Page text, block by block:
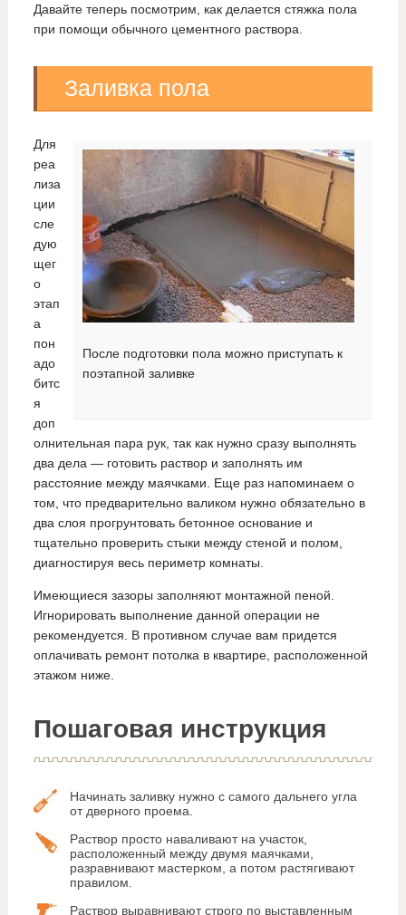
Давайте теперь посмотрим, как делается стяжка пола
при помощи обычного цементного раствора.
Заливка пола
После подготовки пола можно приступать к
поэтапной заливке
Для
реа
лиза
ции
сле
дую
щег
о
этап
а
пон
адо
битс
я
доп
олнительная пара рук, так как нужно сразу выполнять
два дела — готовить раствор и заполнять им
расстояние между маячками. Еще раз напоминаем о
том, что предварительно валиком нужно обязательно в
два слоя прогрунтовать бетонное основание и
тщательно проверить стыки между стеной и полом,
диагностируя весь периметр комнаты.
Имеющиеся зазоры заполняют монтажной пеной.
Игнорировать выполнение данной операции не
рекомендуется. В противном случае вам придется
оплачивать ремонт потолка в квартире, расположенной
этажом ниже.
Пошаговая инструкция
Начинать заливку нужно с самого дальнего угла
от дверного проема.
Раствор просто наваливают на участок,
расположенный между двумя маячками,
разравнивают мастерком, а потом растягивают
правилом.
Раствор выравнивают строго по выставленным